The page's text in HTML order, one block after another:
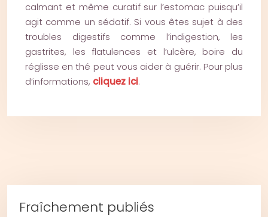
calmant et même curatif sur l’estomac puisqu’il
agit comme un sédatif. Si vous êtes sujet à des
troubles digestifs comme l’indigestion, les
gastrites, les flatulences et l’ulcère, boire du
réglisse en thé peut vous aider à guérir. Pour plus
d’informations, cliquez ici.
Fraîchement publiés